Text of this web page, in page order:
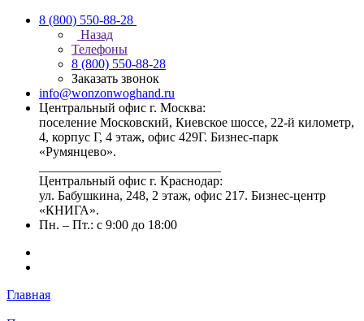
8 (800) 550-88-28
Назад
Телефоны
8 (800) 550-88-28
Заказать звонок
info@wonzonwoghand.ru
Центральный офис г. Москва:
поселение Московский, Киевское шоссе, 22-й километр,
4, корпус Г, 4 этаж, офис 429Г. Бизнес-парк
«Румянцево».
Центральный офис г. Краснодар:
ул. Бабушкина, 248, 2 этаж, офис 217. Бизнес-центр
«КНИГА».
Пн. – Пт.: с 9:00 до 18:00
Главная